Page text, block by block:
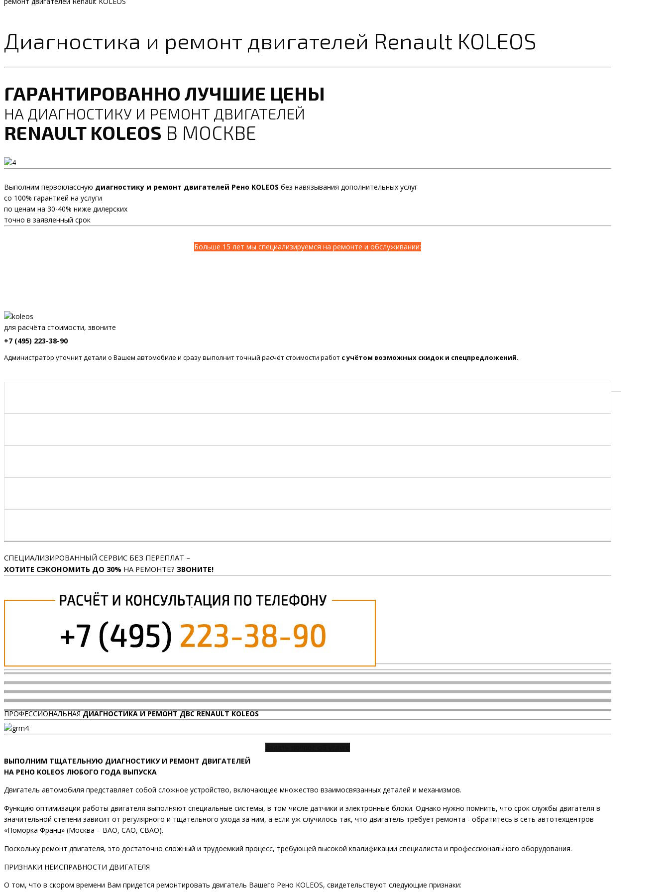
Диагностика и ремонт двигателей Renault KOLEOS
ГАРАНТИРОВАННО ЛУЧШИЕ ЦЕНЫ
НА ДИАГНОСТИКУ И РЕМОНТ ДВИГАТЕЛЕЙ
RENAULT KOLEOS В МОСКВЕ
Выполним первоклассную диагностику и ремонт двигателей Рено KOLEOS без навязывания дополнительных услуг
со 100% гарантией на услуги
по ценам на 30-40% ниже дилерских
точно в заявленный срок
Больше 15 лет мы специализируемся на ремонте и обслуживании:
для расчёта стоимости, звоните
+7 (495) 223-38-90
Администратор уточнит детали о Вашем автомобиле и сразу выполнит точный расчёт стоимости работ с учётом возможных скидок и спецпредложений.
СПЕЦИАЛИЗИРОВАННЫЙ СЕРВИС БЕЗ ПЕРЕПЛАТ –
ХОТИТЕ СЭКОНОМИТЬ ДО 30% НА РЕМОНТЕ? ЗВОНИТЕ!
ПРОФЕССИОНАЛЬНАЯДИАГНОСТИКА И РЕМОНТ ДВС RENAULT KOLEOS
ВЫПОЛНИМ ТЩАТЕЛЬНУЮ ДИАГНОСТИКУ И РЕМОНТ ДВИГАТЕЛЕЙ
НА РЕНО KOLEOS ЛЮБОГО ГОДА ВЫПУСКА
Двигатель автомобиля представляет собой сложное устройство, включающее множество взаимосвязанных деталей и механизмов.
Функцию оптимизации работы двигателя выполняют специальные системы, в том числе датчики и электронные блоки. Однако нужно помнить, что срок службы двигателя в
значительной степени зависит от регулярного и тщательного ухода за ним, а если уж случилось так, что двигатель требует ремонта - обратитесь в сеть автотехцентров
«Поморка Франц» (Москва – ВАО, САО, СВАО).
Поскольку ремонт двигателя, это достаточно сложный и трудоемкий процесс, требующей высокой квалификации специалиста и профессионального оборудования.
ПРИЗНАКИ НЕИСПРАВНОСТИ ДВИГАТЕЛЯ
О том, что в скором времени Вам придется ремонтировать двигатель Вашего Рено KOLEOS, свидетельствуют следующие признаки: